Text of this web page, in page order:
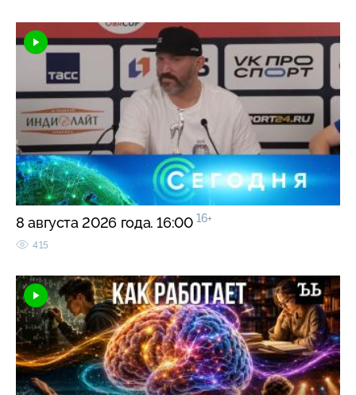
8 августа 2026 года. 16:00 16+
415